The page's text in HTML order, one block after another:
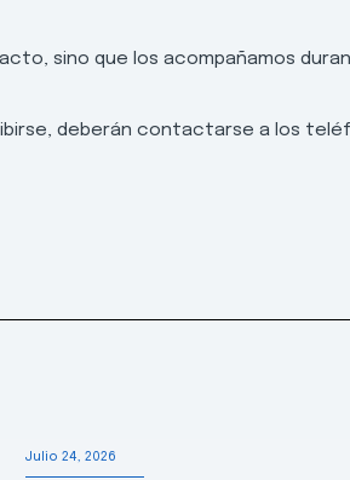
sino que los acompañamos
deberán contactarse a los
Julio 24, 2026